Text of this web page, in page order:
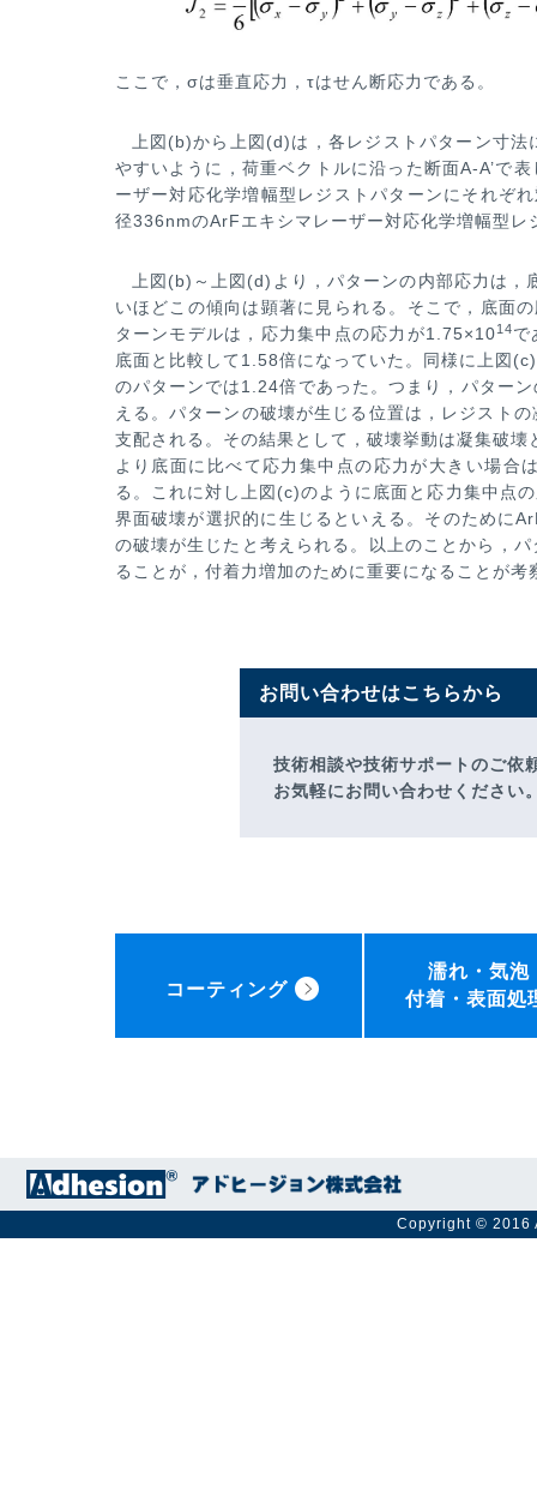
ここで，σは垂直応力，τはせん断応力である。
上図(b)から上図(d)は，各レジストパターン寸
やすいように，荷重ベクトルに沿った断面A-A’で表
ーザー対応化学増幅型レジス トパターンにそれぞ
径336nmのArFエキシマレーザー対応化学増幅型レ
上図(b)～上図(d)より，パターンの内部応力は
いほどこの傾向は顕著に見られる。そこで，底面
ターンモデルは，応力集中点の応力が1.75×1014で
底面と比較して1.58倍になっていた。同様に上図
のパターンでは1.24倍であった。つまり，パターン
える。パターンの破壊が生じる位置は，レジスト
支配される。その結果として，破壊挙動は凝集破壊
より底面に比べて応力集中点の応力が大きい場合
る。こ れに対し上図(c)のように底面と応力集中点
界面破壊が選択的に生じるといえる。そのために
の破壊が生じたと考えられる。以上のことから，
ることが，付着力増加のために重要になることが考
お問い合わせはこちらから
技術相談や技術サポートのご依
お気軽にお問い合わせください
コーティング
濡れ・気泡
付着・表面処
Copyright © 2016